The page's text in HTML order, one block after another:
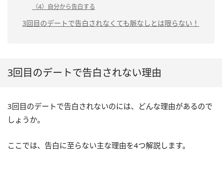
（4）自分から告白する
3回目のデートで告白されなくても脈なしとは限らない！
3回目のデートで告白されない理由
3回目のデートで告白されないのには、どんな理由があるので
しょうか。
ここでは、告白に至らない主な理由を4つ解説します。